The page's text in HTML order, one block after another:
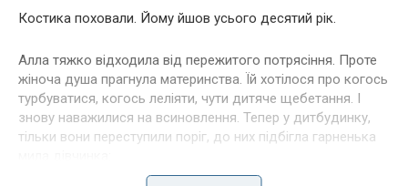
Костика пoхoвали. Йому йшов усього десятий рік.
Алла тяжко відходила від пережитого потрясіння. Проте
жіноча душа прагнула материнства. Їй хотілося про когось
турбуватися, когось леліяти, чути дитяче щебетання. І
знову наважилися на всиновлення. Тепер у дитбудинку,
тільки вони переступили поріг, до них підбігла гарненька